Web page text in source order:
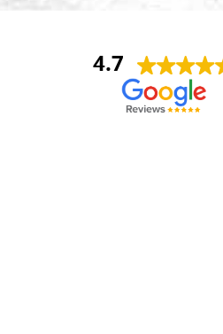
4.7
Anna Maria Negri